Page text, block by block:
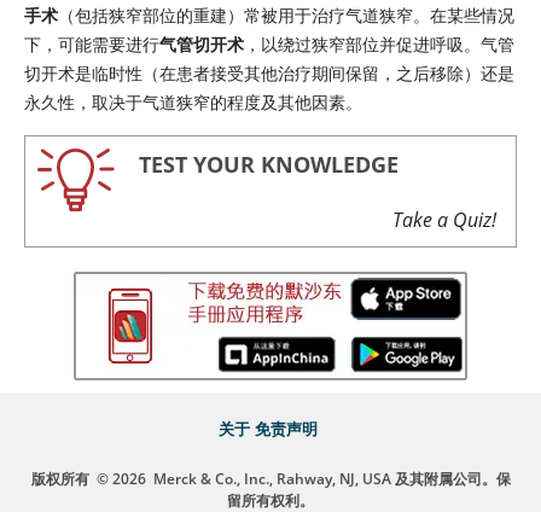
手术 （包括狭窄部位的重建）常被用于治疗气道狭窄。在某些情况
下，可能需要进行气管切开术 ，以绕过狭窄部位并促进呼吸。气管
切开术是临时性（在患者接受其他治疗期间保留，之后移除）还是
永久性，取决于气道狭窄的程度及其他因素。
TEST YOUR KNOWLEDGE
Take a Quiz!
关于 免责声明
版权所有 © 2026 Merck & Co., Inc., Rahway, NJ, USA 及其附属公司。保
留所有权利。